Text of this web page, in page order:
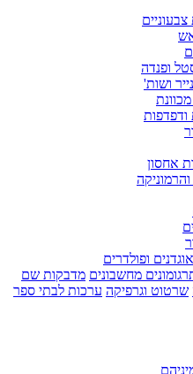
צבעוניים
ופנדה
נייר ושות'
אחסון
ופולדרים
מחשבונים מדבקות שם
שרטוט וגרפיקה ערכות לבתי ספר